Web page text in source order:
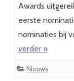
Awards
eerste
nominaties bij
verder »
Nieuws